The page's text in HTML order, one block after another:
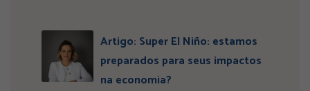
Artigo: Super El Niño: estamos
preparados para seus impactos
na economia?